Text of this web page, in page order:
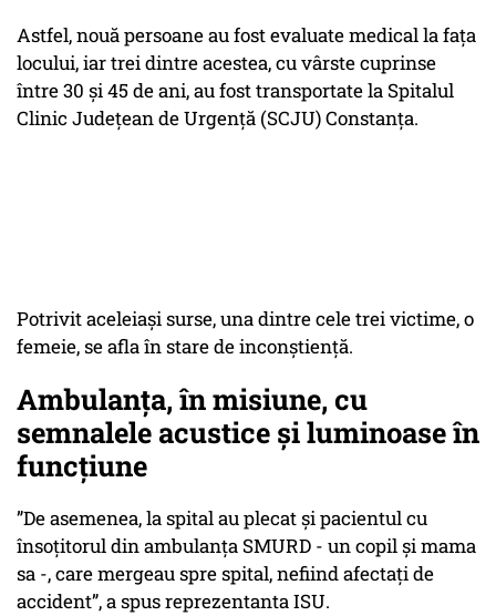
Astfel, nouă persoane au fost evaluate medical la fața
locului, iar trei dintre acestea, cu vârste cuprinse
între 30 și 45 de ani, au fost transportate la Spitalul
Clinic Județean de Urgență (SCJU) Constanța.
Potrivit aceleiași surse, una dintre cele trei victime, o
femeie, se afla în stare de inconștiență.
Ambulanța, în misiune, cu
semnalele acustice și luminoase în
funcțiune
”De asemenea, la spital au plecat și pacientul cu
însoțitorul din ambulanța SMURD - un copil și mama
sa -, care mergeau spre spital, nefiind afectați de
accident”, a spus reprezentanta ISU.